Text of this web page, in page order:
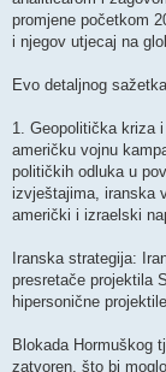
promjene početkom
i njegov utjecaj na
​Evo detaljnog
​1. Geopolitička kriza
američku vojnu
političkih odluka u
izvještajima, iranska
američki i izraelski
​Iranska strategija:
presretače projektila
hipersonične
​Blokada Hormuškog
zatvoren, što bi